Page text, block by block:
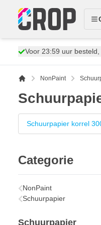
Voor 23:59 uur besteld,
NonPaint
Schuurpapier korrel
Categorie
NonPaint
Schuurpapier
Schuurpapier